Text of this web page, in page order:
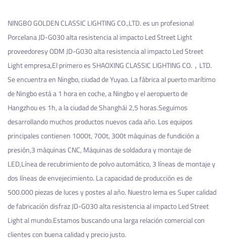
NINGBO GOLDEN CLASSIC LIGHTING CO.,LTD. es un profesional
Porcelana JD-G030 alta resistencia al impacto Led Street Light
proveedoresyODM JD-G030 alta resistencia al impacto Led Street
Light empresa,El primero es SHAOXING CLASSIC LIGHTING CO.，LTD.
Se encuentra en Ningbo, ciudad de Yuyao. La fábrica al puerto marítimo
de Ningbo está a 1 hora en coche, a Ningbo y el aeropuerto de
Hangzhou es 1h, a la ciudad de Shanghái 2,5 horas.Seguimos
desarrollando muchos productos nuevos cada año. Los equipos
principales contienen 1000t, 700t, 300t máquinas de fundición a
presión,3 máquinas CNC, Máquinas de soldadura y montaje de
LED,Línea de recubrimiento de polvo automático, 3 líneas de montaje y
dos líneas de envejecimiento. La capacidad de producción es de
500.000 piezas de luces y postes al año. Nuestro lema es Super calidad
de fabricacióndisfraz JD-G030 alta resistencia al impacto Led Street
Lightal mundo.Estamos buscando una larga relación comercial con
clientes con buena calidad y precio justo.